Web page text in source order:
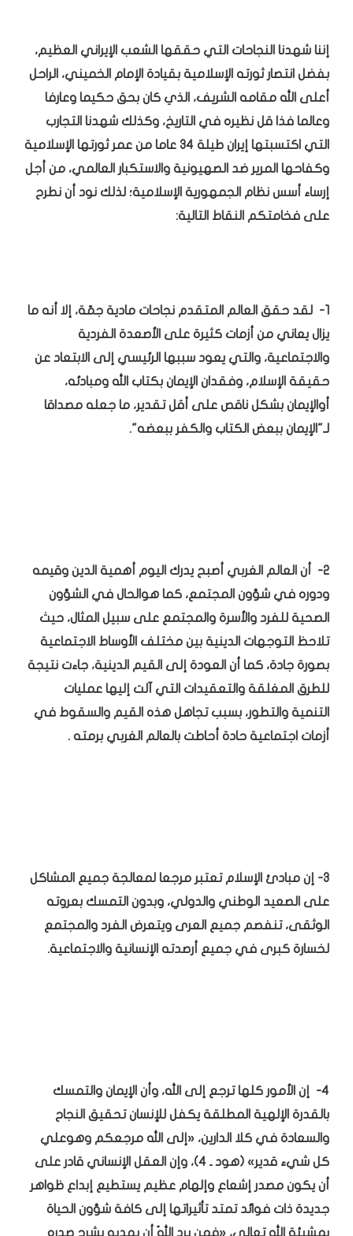
إننا شهدنا النجاحات التي حققها الشعب الإيراني العظيم،
بفضل انتصار ثورته الإسلامية بقيادة الإمام الخميني، الراحل
أعلى الله مقامه الشريف، الذي كان بحق حكيما وعارفا
وعالما فذا قل نظيره في التاريخ، وكذلك شهدنا التجارب
التي اكتسبتها إيران طيلة 34 عاما من عمر ثورتها الإسلامية
وكفاحها المرير ضد الصهيونية والاستكبار العالمي، من أجل
إرساء أسس نظام الجمهورية الإسلامية؛ لذلك نود أن نطرح
على فخامتكم النقاط التالية:
1- لقد حقق العالم المتقدم نجاحات مادية جمّة، إلا أنه ما
يزال يعاني من أزمات كثيرة على الأصعدة الفردية
والاجتماعية، والتي يعود سببها الرئيسي إلى الابتعاد عن
حقيقة الإسلام، وفقدان الإيمان بكتاب الله ومبادئه،
أوالإيمان بشكل ناقص على أقل تقدير، ما جعله مصداقا
لـ"الإيمان ببعض الكتاب والكفر ببعضه".
2- أن العالم الغربي أصبح يدرك اليوم أهمية الدين وقيمه
ودوره في شؤون المجتمع، كما هوالحال في الشؤون
الصحية للفرد والأسرة والمجتمع على سبيل المثال، حيث
تلاحظ التوجهات الدينية بين مختلف الأوساط الاجتماعية
بصورة جادة، كما أن العودة إلى القيم الدينية، جاءت نتيجة
للطرق المغلقة والتعقيدات التي آلت إليها عمليات
التنمية والتطور، بسبب تجاهل هذه القيم والسقوط في
أزمات اجتماعية حادة أحاطت بالعالم الغربي برمته .
3- إن مبادئ الإسلام تعتبر مرجعا لمعالجة جميع المشاكل
على الصعيد الوطني والدولي، وبدون التمسك بعروته
الوثقى، تنفصم جميع العرى ويتعرض الفرد والمجتمع
لخسارة كبرى في جميع أرصدته الإنسانية والاجتماعية.
4- إن الأمور كلها ترجع إلى الله، وأن الإيمان والتمسك
بالقدرة الإلهية المطلقة يكفل للإنسان تحقيق النجاح
والسعادة في كلا الدارين، «إلى الله مرجعكم وهوعلي
كل شيء قدير» (هود ـ 4)، وإن العقل الإنساني قادر على
أن يكون مصدر إشعاع وإلهام عظيم يستطيع إبداع ظواهر
جديدة ذات فوائد تمتد تأثيراتها إلى كافة شؤون الحياة
بمشيئة الله تعالى، «فمن يرد اللهُ أن يهديه يشرح صدره